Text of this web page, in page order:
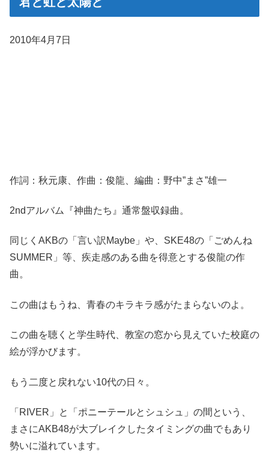
2010年4月7日
作詞：秋元康、作曲：俊龍、編曲：野中”まさ”雄一
2ndアルバム『神曲たち』通常盤収録曲。
同じくAKBの「言い訳Maybe」や、SKE48の「ごめんね
SUMMER」等、疾走感のある曲を得意とする俊龍の作
曲。
この曲はもうね、青春のキラキラ感がたまらないのよ。
この曲を聴くと学生時代、教室の窓から見えていた校庭の
絵が浮かびます。
もう二度と戻れない10代の日々。
「RIVER」と「ポニーテールとシュシュ」の間という、
まさにAKB48が大ブレイクしたタイミングの曲でもあり
勢いに溢れています。